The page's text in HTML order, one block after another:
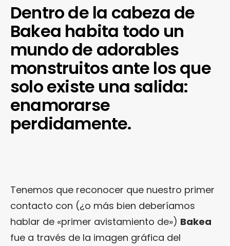
Dentro de la cabeza de
Bakea habita todo un
mundo de adorables
monstruitos ante los que
solo existe una salida:
enamorarse
perdidamente.
Tenemos que reconocer que nuestro primer
contacto con (¿o más bien deberíamos
hablar de «primer avistamiento de») Bakea
fue a través de la imagen gráfica del